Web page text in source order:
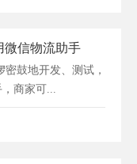
微信物流助手
鼓地开发、测试，
商家可...